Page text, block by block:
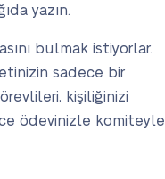
yazın.
bulmak istiyorlar.
sadece bir
kişiliğinizi
ödevinizle komiteyle